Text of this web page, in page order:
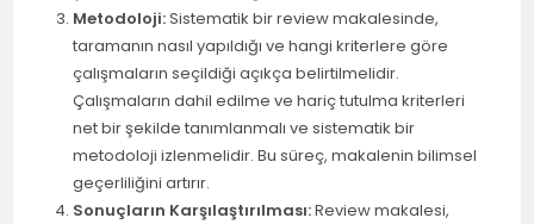
Metodoloji:Sistematik bir review makalesinde,
taramanın nasıl yapıldığı ve hangi kriterlere göre
çalışmaların seçildiği açıkça belirtilmelidir.
Çalışmaların dahil edilme ve hariç tutulma kriterleri
net bir şekilde tanımlanmalı ve sistematik bir
metodoloji izlenmelidir. Bu süreç, makalenin bilimsel
geçerliliğini artırır.
Sonuçların Karşılaştırılması:Review makalesi,